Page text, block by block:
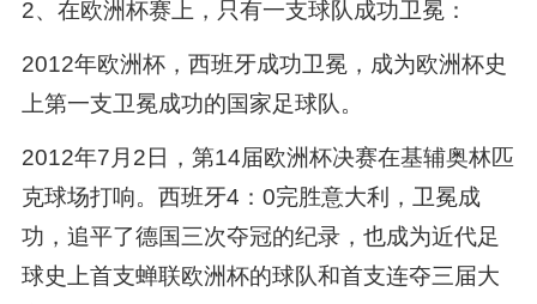
2、在欧洲杯赛上，只有一支球队成功卫冕：
2012年欧洲杯，西班牙成功卫冕，成为欧洲杯史
上第一支卫冕成功的国家足球队。
2012年7月2日，第14届欧洲杯决赛在基辅奥林匹
克球场打响。西班牙4：0完胜意大利，卫冕成
功，追平了德国三次夺冠的纪录，也成为近代足
球史上首支蝉联欧洲杯的球队和首支连夺三届大